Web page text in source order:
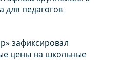
для педагогов
зафиксировал
цены на школьные